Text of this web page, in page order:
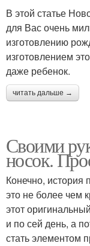
В этой статье
для Вас очень
изготовлению
изготовлением
даже ребенок.
читать дальше →
Своими
носок.
Конечно, история
это не более чем
этот
и по сей день, а
стать элементом